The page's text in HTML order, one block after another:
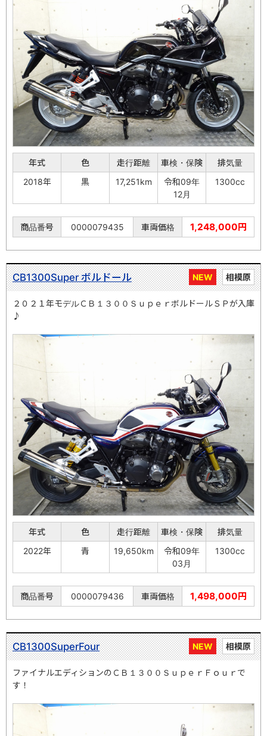
年式 色 走行距離 車検・保険
排気量
2018年
黒 17,251km
令和09年
12月
1300cc
商品番号 0000079435 車両価格 1,248,000円
NEW 相模原
CB1300Super ボルドール
２０２１年モデルＣＢ１３００ＳｕｐｅｒボルドールＳＰが入庫
♪
年式 色 走行距離 車検・保険
排気量
2022年
青 19,650km
令和09年
03月
1300cc
商品番号 0000079436 車両価格 1,498,000円
NEW 相模原
CB1300SuperFour
ファイナルエディションのＣＢ１３００ＳｕｐｅｒＦｏｕｒで
す！